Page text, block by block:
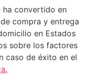
ha convertido en
compra y entrega
en Estados
sobre los factores
caso de éxito en el